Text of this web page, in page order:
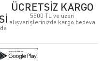
ÜCRETSİZ KARGO
5500 TL ve üzeri
alışverişlerinizde kargo bedeva